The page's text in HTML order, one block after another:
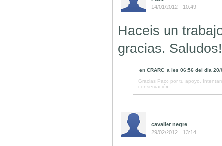
14/01/2012
10:49
Haceis un
gracias.
enCRARC a les06:56 del dia20/
Gracias Paco por tu apoyo.
conservación.
cavaller negre
29/02/2012
13:14